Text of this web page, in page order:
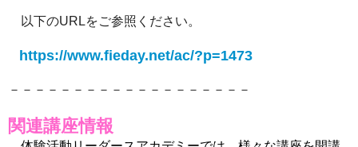
以下のURLをご参照ください。
https://www.fieday.net/ac/?p=1473
－－－－－－－－－－－－－－－－－－－
関連講座情報